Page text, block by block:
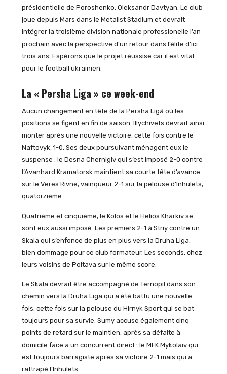
présidentielle de Poroshenko, Oleksandr Davtyan. Le club
joue depuis Mars dans le Metalist Stadium et devrait
intégrer la troisième division nationale professionelle l’an
prochain avec la perspective d’un retour dans l’élite d’ici
trois ans. Espérons que le projet réussise car il est vital
pour le football ukrainien.
La « Persha Liga » ce week-end
Aucun changement en tête de la Persha Ligâ où les
positions se figent en fin de saison. Illychivets devrait ainsi
monter après une nouvelle victoire, cette fois contre le
Naftovyk, 1-0. Ses deux poursuivant ménagent eux le
suspense : le Desna Chernigiv qui s’est imposé 2-0 contre
l’Avanhard Kramatorsk maintient sa courte tête d’avance
sur le Veres Rivne, vainqueur 2-1 sur la pelouse d’Inhulets,
quatorzième.
Quatrième et cinquième, le Kolos et le Helios Kharkiv se
sont eux aussi imposé. Les premiers 2-1 à Striy contre un
Skala qui s’enfonce de plus en plus vers la Druha Liga,
bien dommage pour ce club formateur. Les seconds, chez
leurs voisins de Poltava sur le même score.
Le Skala devrait être accompagné de Ternopil dans son
chemin vers la Druha Liga qui a été battu une nouvelle
fois, cette fois sur la pelouse du Hirnyk Sport qui se bat
toujours pour sa survie. Sumy accuse également cinq
points de retard sur le maintien, après sa défaite à
domicile face a un concurrent direct : le MFK Mykolaiv qui
est toujours barragiste après sa victoire 2-1 mais qui a
rattrapé l’Inhulets.